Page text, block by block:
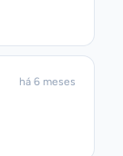
há 6 meses